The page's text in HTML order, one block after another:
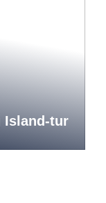
Island-tur